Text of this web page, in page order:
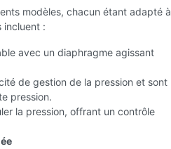
modèles, chacun étant adapté à
incluent :
avec un diaphragme agissant
de gestion de la pression et sont
pression.
la pression, offrant un contrôle